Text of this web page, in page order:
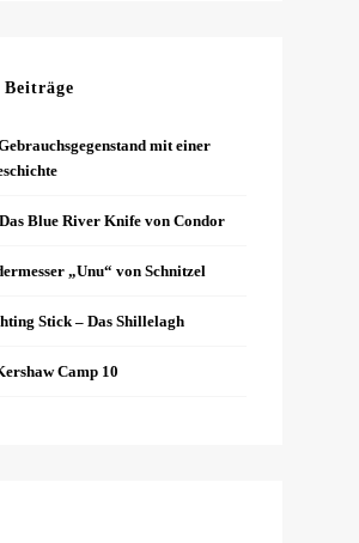
Beiträge
mit einer
Blue River Knife von Condor
„Unu“ von Schnitzel
Stick – Das Shillelagh
Camp 10